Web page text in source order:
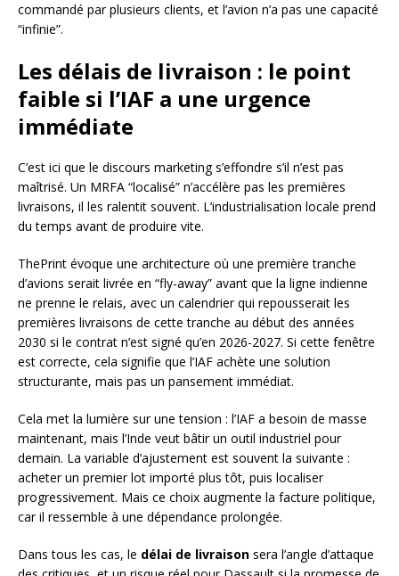
commandé par plusieurs clients, et l’avion n’a pas une capacité
“infinie”.
Les délais de livraison : le point
faible si l’IAF a une urgence
immédiate
C’est ici que le discours marketing s’effondre s’il n’est pas
maîtrisé. Un MRFA “localisé” n’accélère pas les premières
livraisons, il les ralentit souvent. L’industrialisation locale prend
du temps avant de produire vite.
ThePrint évoque une architecture où une première tranche
d’avions serait livrée en “fly-away” avant que la ligne indienne
ne prenne le relais, avec un calendrier qui repousserait les
premières livraisons de cette tranche au début des années
2030 si le contrat n’est signé qu’en 2026-2027. Si cette fenêtre
est correcte, cela signifie que l’IAF achète une solution
structurante, mais pas un pansement immédiat.
Cela met la lumière sur une tension : l’IAF a besoin de masse
maintenant, mais l’Inde veut bâtir un outil industriel pour
demain. La variable d’ajustement est souvent la suivante :
acheter un premier lot importé plus tôt, puis localiser
progressivement. Mais ce choix augmente la facture politique,
car il ressemble à une dépendance prolongée.
Dans tous les cas, le délai de livraison sera l’angle d’attaque